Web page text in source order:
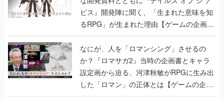
ビス』開発陣に聞く、「生まれた意味を知
るRPG」が生まれた理由【ゲームの企画
書】
なにが、人を「ロマンシング」させるの
か？『ロマサガ2』当時の企画書とキャラ
設定画から迫る、河津秋敏がRPGに生み出
した「ロマン」の正体とは【ゲームの企画
書】